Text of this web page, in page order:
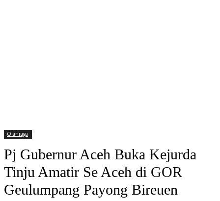
Olahraga
Pj Gubernur Aceh Buka Kejurda
Tinju Amatir Se Aceh di GOR
Geulumpang Payong Bireuen